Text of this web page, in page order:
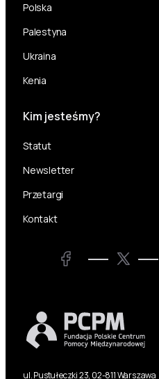
Polska
Palestyna
Ukraina
Kenia
Kim jesteśmy?
Statut
Newsletter
Przetargi
Kontakt
Facebook Twitter
ul. Pustułeczki 23, 02-811 Warszawa